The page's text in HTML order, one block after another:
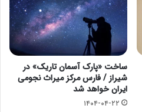
ساخت «پارک آسمان تاریک» در
شیراز / فارس مرکز میراث نجومی
ایران خواهد شد
۱۴۰۴-۰۴-۲۲